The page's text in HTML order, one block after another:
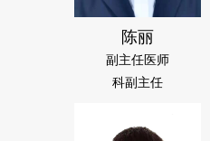
陈丽
副主任医师
科副主任